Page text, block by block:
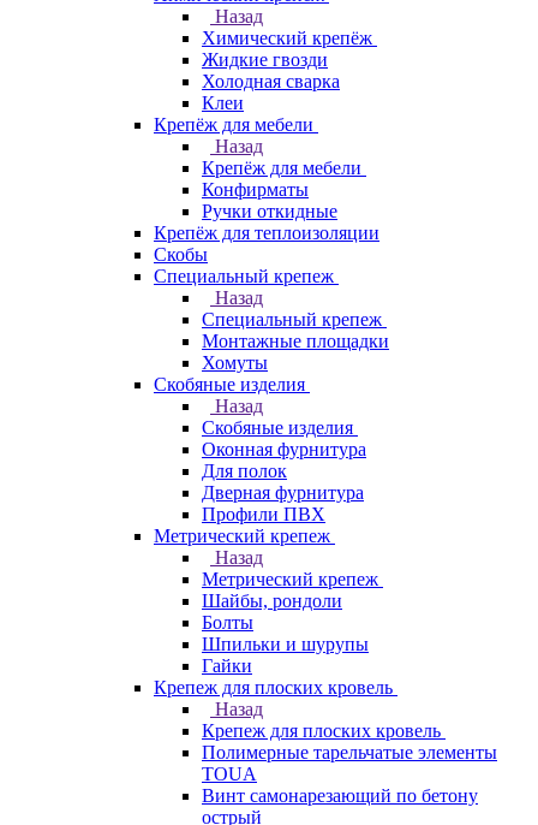
Назад
Химический крепёж
Жидкие гвозди
Холодная сварка
Клеи
Крепёж для мебели
Назад
Крепёж для мебели
Конфирматы
Ручки откидные
Крепёж для теплоизоляции
Скобы
Специальный крепеж
Назад
Специальный крепеж
Монтажные площадки
Хомуты
Скобяные изделия
Назад
Скобяные изделия
Оконная фурнитура
Для полок
Дверная фурнитура
Профили ПВХ
Метрический крепеж
Назад
Метрический крепеж
Шайбы, рондоли
Болты
Шпильки и шурупы
Гайки
Крепеж для плоских кровель
Назад
Крепеж для плоских кровель
Полимерные тарельчатые элементы
TOUA
Винт самонарезающий по бетону
острый